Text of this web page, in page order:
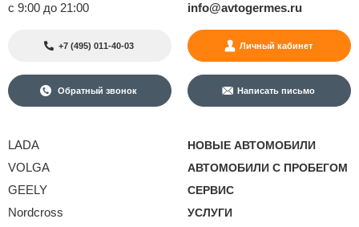
с 9:00 до 21:00 info@avtogermes.ru
+7 (495) 011-40-03 Личный кабинет
Обратный звонок Написать письмо
LADA
VOLGA
GEELY
Nordcross
НОВЫЕ АВТОМОБИЛИ
АВТОМОБИЛИ С ПРОБЕГОМ
СЕРВИС
УСЛУГИ